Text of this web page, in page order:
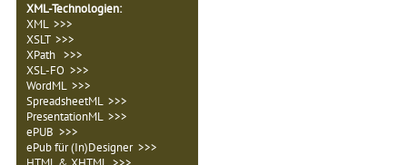
XML-Technologien:
XML >>>
XSLT >>>
XPath >>>
XSL-FO >>>
WordML >>>
SpreadsheetML >>>
PresentationML >>>
ePUB >>>
ePub für (In)Designer >>>